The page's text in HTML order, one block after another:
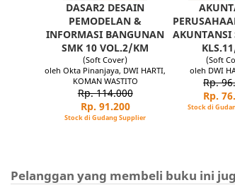
DASAR2 DESAIN
PEMODELAN &
INFORMASI BANGUNAN
SMK 10 VOL.2/KM
(Soft Cover)
oleh Okta Pinanjaya, DWI HARTI,
KOMAN WASTITO
Rp. 114.000
Rp. 91.200
Stock di Gudang Supplier
(Soft
oleh DWI
Rp.
Rp.
Stock di
Pelanggan yang membeli buku ini